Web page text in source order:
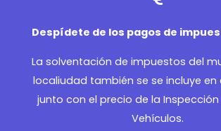
Despídete de los pagos de
La solventación de impuestos del
localiudad también se se incluye en
junto con el precio de la
Vehículos.